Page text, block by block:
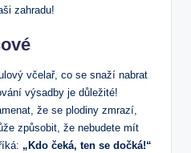
zahradu!
včelař, co se snaží nabrat
výsadby je důležité!
že se plodiny zmrazí,
způsobit, že nebudete mít
„Kdo čeká, ten se dočká!“